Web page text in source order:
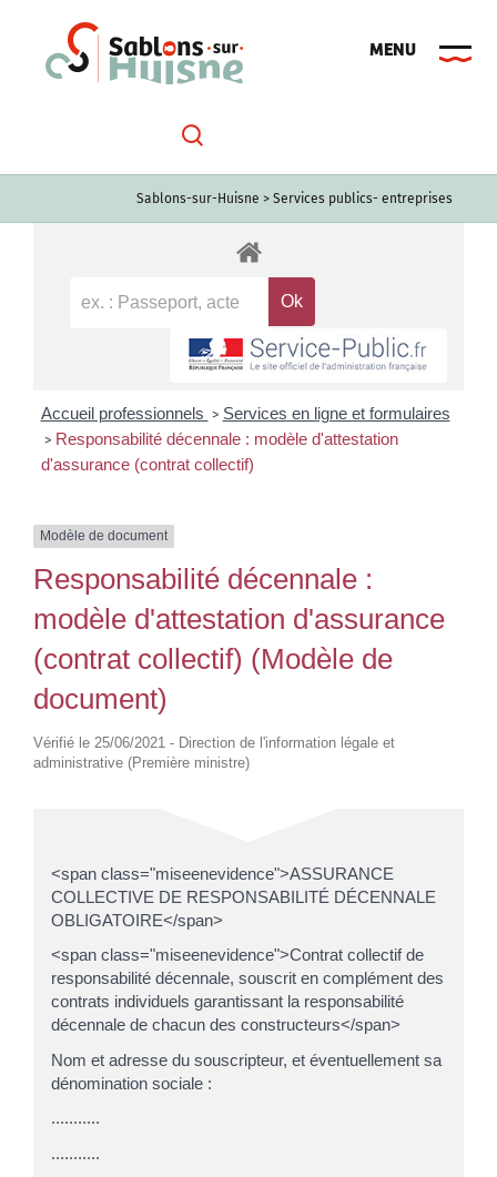
Sablons-sur-Huisne > Services publics- entreprises
Accueil professionnels > Services en ligne et formulaires
> Responsabilité décennale : modèle d'attestation
d'assurance (contrat collectif)
Modèle de document
Responsabilité décennale :
modèle d'attestation d'assurance
(contrat collectif) (Modèle de
document)
Vérifié le 25/06/2021 - Direction de l'information légale et
administrative (Première ministre)
<span class="miseenevidence">ASSURANCE
COLLECTIVE DE RESPONSABILITÉ DÉCENNALE
OBLIGATOIRE</span>
<span class="miseenevidence">Contrat collectif de
responsabilité décennale, souscrit en complément des
contrats individuels garantissant la responsabilité
décennale de chacun des constructeurs</span>
Nom et adresse du souscripteur, et éventuellement sa
dénomination sociale :
...........
...........